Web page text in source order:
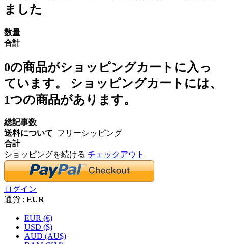
ました
数量
合計
0の商品がショッピングカートに入っ
ています。 ショッピングカートには、
1つの商品があります。
総記事数
送料について フリーシッピング
合計
ショッピングを続ける チェックアウト
ログイン
通貨 : EUR
EUR (€)
USD ($)
AUD (AU$)